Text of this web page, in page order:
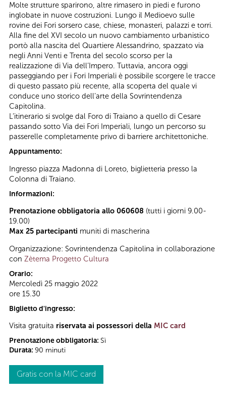
Molte strutture sparirono, altre rimasero in piedi e furono
inglobate in nuove costruzioni. Lungo il Medioevo sulle
rovine dei Fori sorsero case, chiese, monasteri, palazzi e torri.
Alla fine del XVI secolo un nuovo cambiamento urbanistico
portò alla nascita del Quartiere Alessandrino, spazzato via
negli Anni Venti e Trenta del secolo scorso per la
realizzazione di Via dell’Impero. Tuttavia, ancora oggi
passeggiando per i Fori Imperiali è possibile scorgere le tracce
di questo passato più recente, alla scoperta del quale vi
conduce uno storico dell’arte della Sovrintendenza
Capitolina.
L’itinerario si svolge dal Foro di Traiano a quello di Cesare
passando sotto Via dei Fori Imperiali, lungo un percorso su
passerelle completamente privo di barriere architettoniche.
Appuntamento:
Ingresso piazza Madonna di Loreto, biglietteria presso la
Colonna di Traiano.
Informazioni:
Prenotazione obbligatoria allo 060608 (tutti i giorni 9.00-
19.00)
Max 25 partecipanti muniti di mascherina
Organizzazione: Sovrintendenza Capitolina in collaborazione
con Zètema Progetto Cultura
Orario:
Mercoledì 25 maggio 2022
ore 15.30
Biglietto d'ingresso:
Visita gratuita riservata ai possessori della MIC card
Prenotazione obbligatoria: Sì
Durata: 90 minuti
Gratis con la MIC card